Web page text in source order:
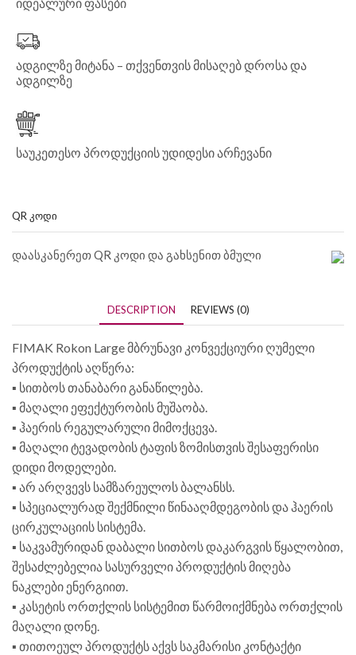
ადგილზე მიტანა – თქვენთვის მისაღებ დროსა და
ადგილზე
საუკეთესო პროდუქციის უდიდესი არჩევანი
QR ᲙᲝᲓᲘ
დაასკანერეთ QR კოდი და გახსენით ბმული
DESCRIPTION REVIEWS (0)
FIMAK Rokon Large მბრუნავი კონვექციური ღუმელი
პროდუქტის აღწერა:
▪️ სითბოს თანაბარი განაწილება.
▪️ მაღალი ეფექტურობის მუშაობა.
▪️ ჰაერის რეგულარული მიმოქცევა.
▪️ მაღალი ტევადობის ტაფის ზომისთვის შესაფერისი
დიდი მოდელები.
▪️ არ არღვევს სამზარეულოს ბალანსს.
▪️ სპეციალურად შექმნილი წინააღმდეგობის და ჰაერის
ცირკულაციის სისტემა.
▪️ საკვამურიდან დაბალი სითბოს დაკარგვის წყალობით,
შესაძლებელია სასურველი პროდუქტის მიღება
ნაკლები ენერგიით.
▪️ კასეტის ორთქლის სისტემით წარმოიქმნება ორთქლის
მაღალი დონე.
▪️ თითოეულ პროდუქტს აქვს საკმარისი კონტაქტი